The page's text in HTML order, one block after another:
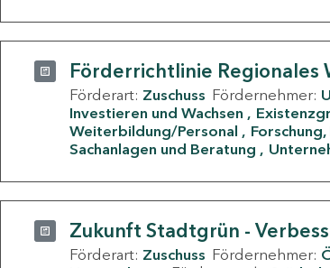
Förderrichtlinie Regionales
Förderart: Zuschuss Fördernehmer:
Investieren und Wachsen
Weiterbildung/Personal
Sachanlagen und Beratung
Zukunft Stadtgrün -
Förderart: Zuschuss Fördernehmer: